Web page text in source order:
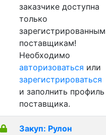
заказчике доступна
только
зарегистрированным
поставщикам!
Необходимо
авторизоваться или
зарегистрироваться
и заполнить профиль
поставщика.
Закуп: Рулон